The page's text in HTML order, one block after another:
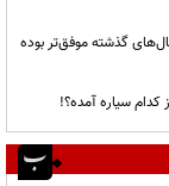
گذشته موفق‌تر بوده
کدام سیاره آمده؟!